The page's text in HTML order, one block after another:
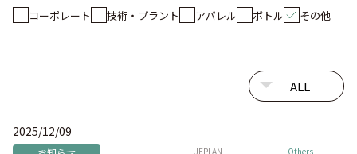
コーポレート 技術・プラント アパレル ボトル その他
2025/12/09
JEPLAN
Others